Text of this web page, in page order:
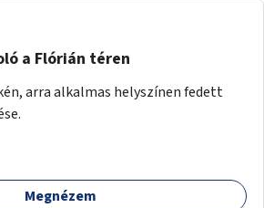
a Flórián téren
arra alkalmas helyszínen fedett
Megnézem